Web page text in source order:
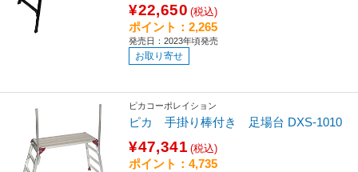
¥22,650 (税込)
ポイント：2,265
発売日：2023年頃発売
お取り寄せ
ピカコーポレイション
ピカ 手掛り棒付き 足場台 DXS-1010
¥47,341 (税込)
ポイント：4,735